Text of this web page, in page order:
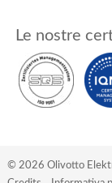
Le nostre
© 2026 Olivotto